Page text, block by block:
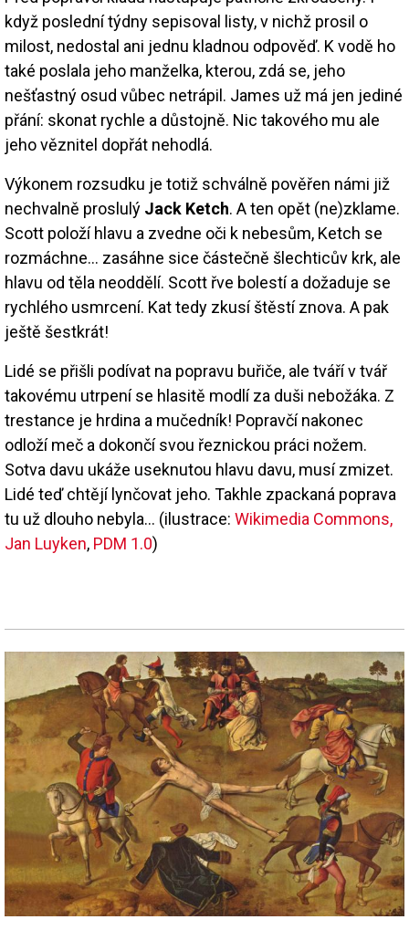
když poslední týdny sepisoval listy, v nichž prosil o
milost, nedostal ani jednu kladnou odpověď. K vodě ho
také poslala jeho manželka, kterou, zdá se, jeho
nešťastný osud vůbec netrápil. James už má jen jediné
přání: skonat rychle a důstojně. Nic takového mu ale
jeho věznitel dopřát nehodlá.
Výkonem rozsudku je totiž schválně pověřen námi již
nechvalně proslulý Jack Ketch. A ten opět (ne)zklame.
Scott položí hlavu a zvedne oči k nebesům, Ketch se
rozmáchne… zasáhne sice částečně šlechticův krk, ale
hlavu od těla neoddělí. Scott řve bolestí a dožaduje se
rychlého usmrcení. Kat tedy zkusí štěstí znova. A pak
ještě šestkrát!
Lidé se přišli podívat na popravu buřiče, ale tváří v tvář
takovému utrpení se hlasitě modlí za duši nebožáka. Z
trestance je hrdina a mučedník! Popravčí nakonec
odloží meč a dokončí svou řeznickou práci nožem.
Sotva davu ukáže useknutou hlavu davu, musí zmizet.
Lidé teď chtějí lynčovat jeho. Takhle zpackaná poprava
tu už dlouho nebyla… (ilustrace: Wikimedia Commons,
Jan Luyken, PDM 1.0)